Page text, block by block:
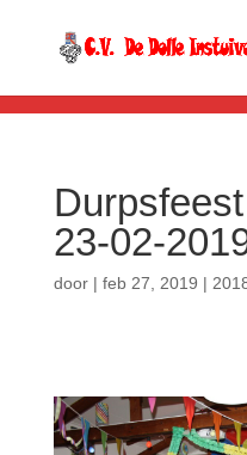
23-02-
door | feb 27, 2019 |